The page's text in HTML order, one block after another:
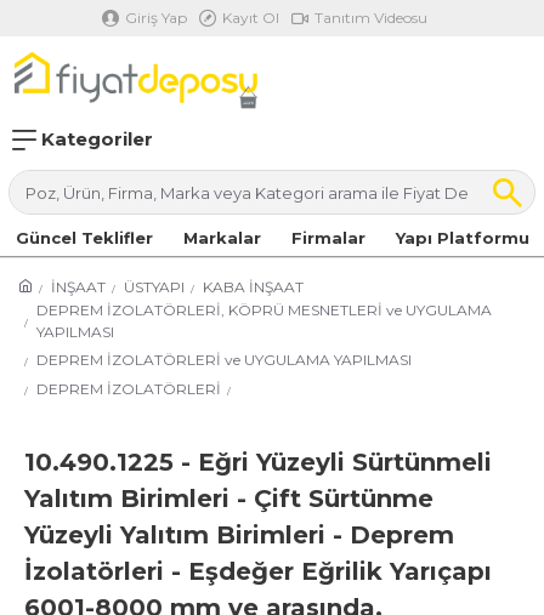
Giriş Yap Kayıt Ol Tanıtım Videosu
Kategoriler
Güncel Teklifler Markalar Firmalar Yapı Platformu
İNŞAAT ÜSTYAPI
KABA İNŞAAT
DEPREM İZOLATÖRLERİ, KÖPRÜ MESNETLERİ ve UYGULAMA
YAPILMASI
DEPREM İZOLATÖRLERİ ve UYGULAMA YAPILMASI
DEPREM İZOLATÖRLERİ
10.490.1225 - Eğri Yüzeyli Sürtünmeli
Yalıtım Birimleri - Çift Sürtünme
Yüzeyli Yalıtım Birimleri - Deprem
İzolatörleri - Eşdeğer Eğrilik Yarıçapı
6001-8000 mm ve arasında,